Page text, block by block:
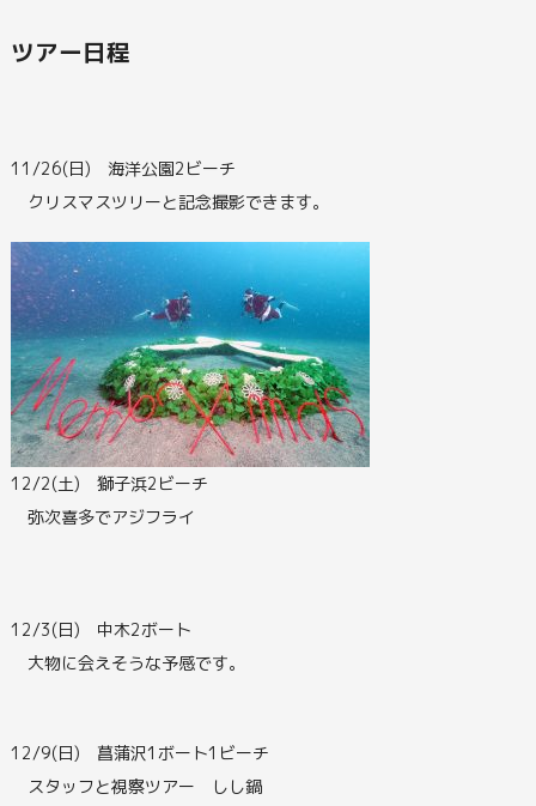
ツアー日程
11/26(日) 海洋公園2ビーチ
クリスマスツリーと記念撮影できます。
12/2(土) 獅子浜2ビーチ
弥次喜多でアジフライ
12/3(日) 中木2ボート
大物に会えそうな予感です。
12/9(日) 菖蒲沢1ボート1ビーチ
スタッフと視察ツアー しし鍋